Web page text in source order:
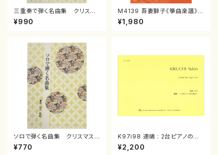
三重奏で弾く名曲集 クリスマ
スメドレー( 箏2/大平光美 編
曲/楽譜）
¥990
M4139 吾妻獅子《箏曲楽譜》
（箏/宮城道雄著・宮城宗家監修/
箏曲古典楽譜）
¥1,980
ソロで弾く名曲集 クリスマス・
イブ／恋人がサンタクロース(
箏独奏 /大平光美 編曲/楽
¥770
K97i98 連禱 : 2台ピアノのた
めの（2 Pianos / 菊池 幸夫 /
楽譜）
¥2,200